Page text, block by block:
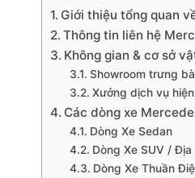
Giới thiệu tổng quan
Thông tin liên hệ
Không gian & cơ sở
Showroom trưng
Xưởng dịch vụ
Các dòng xe
Dòng Xe Sedan
Dòng Xe SUV / Địa
Dòng Xe Thuần